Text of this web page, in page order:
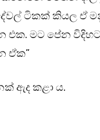
ටිකක් කියල ඒ
එක. මට පේන
ඒක”
ඇද කළා ය.